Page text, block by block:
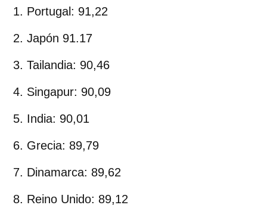
Portugal: 91,22
Japón 91.17
Tailandia: 90,46
Singapur: 90,09
India: 90,01
Grecia: 89,79
Dinamarca: 89,62
Reino Unido: 89,12